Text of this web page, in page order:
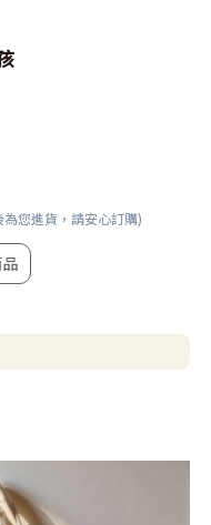
您進貨，請安心訂購)